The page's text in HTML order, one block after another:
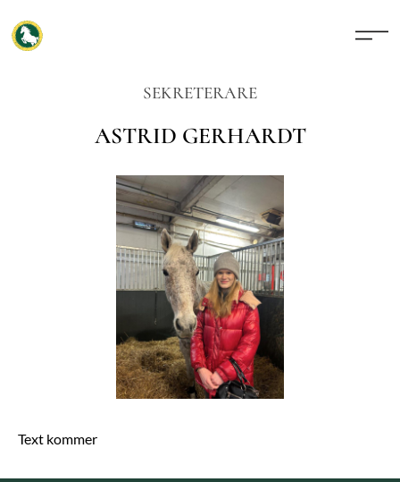
SEKRETERARE
ASTRID GERHARDT
Text kommer